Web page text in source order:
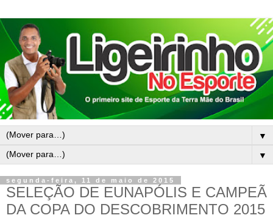
▼
▼
segunda-feira, 11 de maio de 2015
SELEÇÃO DE EUNAPÓLIS E CAMPEÃ
DA COPA DO DESCOBRIMENTO 2015